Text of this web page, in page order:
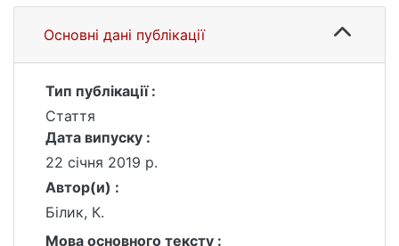
Основні дані публікації
Тип публікації :
Стаття
Дата випуску :
22 січня 2019 р.
Автор(и) :
Білик, К.
Мова основного тексту :